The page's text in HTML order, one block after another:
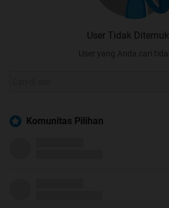
User Tidak
User yang Anda cari
Komunitas Pilihan